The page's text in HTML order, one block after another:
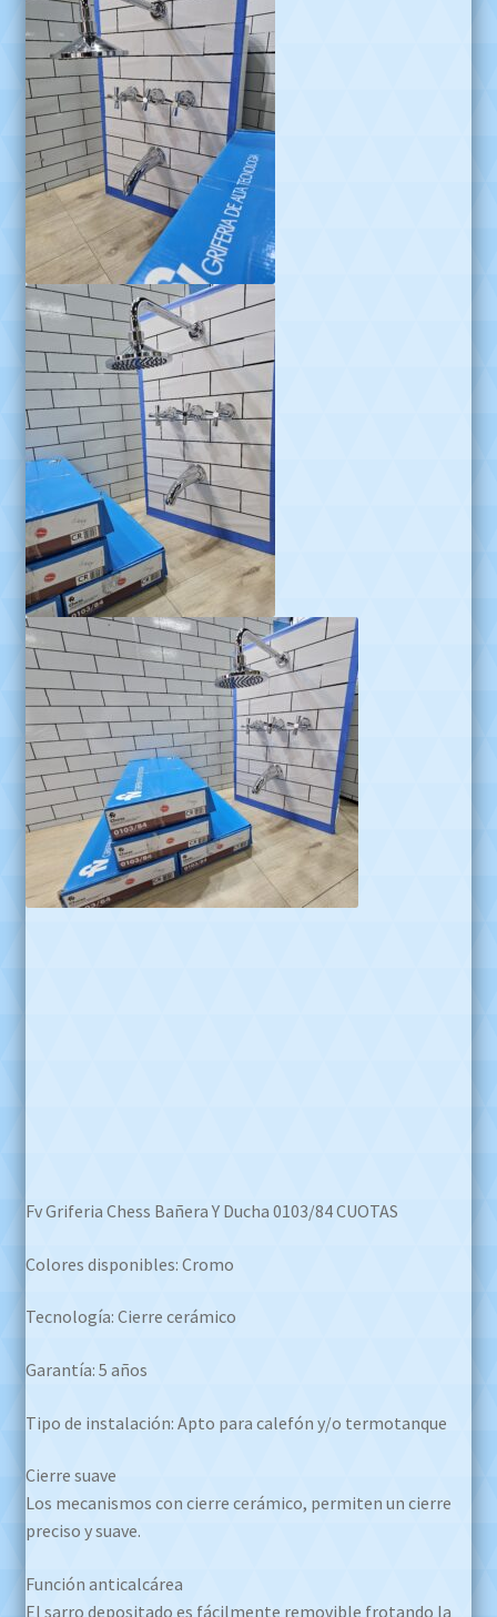
Fv Griferia Chess Bañera Y Ducha 0103/84 CUOTAS
Colores disponibles: Cromo
Tecnología: Cierre cerámico
Garantía: 5 años
Tipo de instalación: Apto para calefón y/o termotanque
Cierre suave
Los mecanismos con cierre cerámico, permiten un cierre
preciso y suave.
Función anticalcárea
El sarro depositado es fácilmente removible frotando la